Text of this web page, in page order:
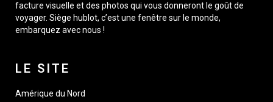
facture visuelle et des photos qui vous donneront le goût de
voyager. Siège hublot, c’est une fenêtre sur le monde,
embarquez avec nous !
LE SITE
Amérique du Nord